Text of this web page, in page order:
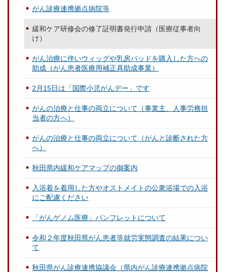
がん診療連携拠点病院等
緩和ケア研修会の修了証明書発行申請（医療従事者向
け）
がん治療に伴いウィッグや乳房パッドを購入した方への
助成（がん患者医療用補正具助成事業）
2月15日は「国際小児がんデー」です
がんの治療と仕事の両立について（事業主、人事労務担
当者の方へ）
がんの治療と仕事の両立について（がんと診断された方
へ）
秋田県内緩和ケアマップの御案内
入浴着を着用した方やオストメイトの公衆浴場での入浴
にご配慮ください
「がんゲノム医療」パンフレットについて
令和２年度秋田県がん患者等就労実態調査の結果につい
て
秋田県がん診療連携協議会（県内がん診療連携拠点病院